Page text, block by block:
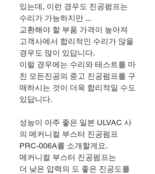
있는데, 이런 경우도 진공펌프는
수리가 가능하지만 ...
교환해야 할 부품 가격이 높아져
고객사에서 합리적인 수리가 않을
경우도 많이 있답니다.
이럴 경우에는 수리와 테스트를 마
친 모든진공의 중고 진공펌프를 구
매하시는 것이 더욱 합리적일 수도
있답니다.
성능이 아주 좋은 일본 ULVAC 사
의 메커니컬 부스터 진공펌프
PRC-006A를 소개할게요.
메커니컬 부스터 진공펌프는
더 낮은 압력의 도 좋은 진공도를